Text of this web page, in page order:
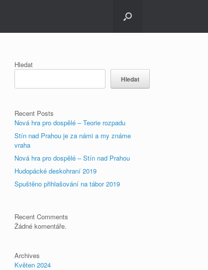
Hledat
Hledat
Recent Posts
Nová hra pro dospělé – Teorie rozpadu
Stín nad Prahou je za námi a my známe
vraha
Nová hra pro dospělé – Stín nad Prahou
Hudopácké deskohraní 2019
Spuštěno přihlašování na tábor 2019
Recent Comments
Žádné komentáře.
Archives
Květen 2024